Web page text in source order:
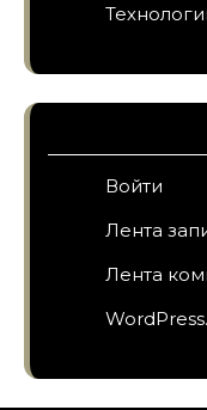
Войти
Лента
Лента